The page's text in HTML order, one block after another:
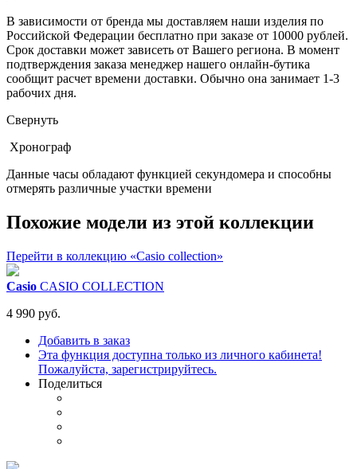
В зависимости от бренда мы доставляем наши изделия по
Российской Федерации бесплатно при заказе от 10000 рублей.
Срок доставки может зависеть от Вашего региона. В момент
подтверждения заказа менеджер нашего онлайн-бутика
сообщит расчет времени доставки. Обычно она занимает 1-3
рабочих дня.
Свернуть
Хронограф
Данные часы обладают функцией секундомера и способны
отмерять различные участки времени
Похожие модели из этой коллекции
Перейти в коллекцию «Casio collection»
Casio CASIO COLLECTION
4 990 руб.
Добавить в заказ
Эта функция доступна только из личного кабинета!
Пожалуйста, зарегистрируйтесь.
Поделиться